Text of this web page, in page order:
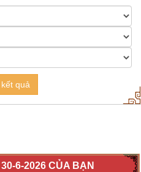
quả
6-2026 CỦA BẠN